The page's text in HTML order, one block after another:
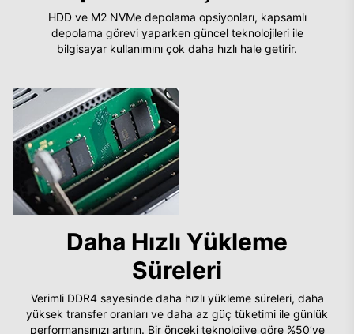
HDD ve M2 NVMe depolama opsiyonları, kapsamlı
depolama görevi yaparken güncel teknolojileri ile
bilgisayar kullanımını çok daha hızlı hale getirir.
Daha Hızlı Yükleme
Süreleri
Verimli DDR4 sayesinde daha hızlı yükleme süreleri, daha
yüksek transfer oranları ve daha az güç tüketimi ile günlük
performansınızı artırın. Bir önceki teknolojiye göre %50’ye